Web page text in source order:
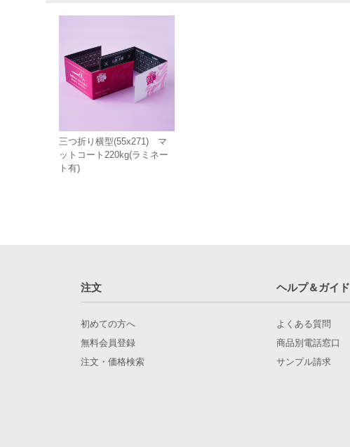
三つ折り横型(55x271) マ
ットコート220kg(ラミネー
ト有)
注文 ヘルプ＆ガイド
初めての方へ
無料会員登録
注文・価格検索
よくある質問
商品別電話窓口
サンプル請求